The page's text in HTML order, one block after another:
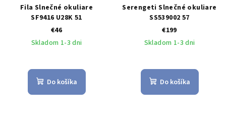
Fila Slnečné okuliare
SF9416 U28K 51
€46
Skladom 1-3 dni
Do košíka
Serengeti Slnečné okuliare
SS539002 57
€199
Skladom 1-3 dni
Do košíka